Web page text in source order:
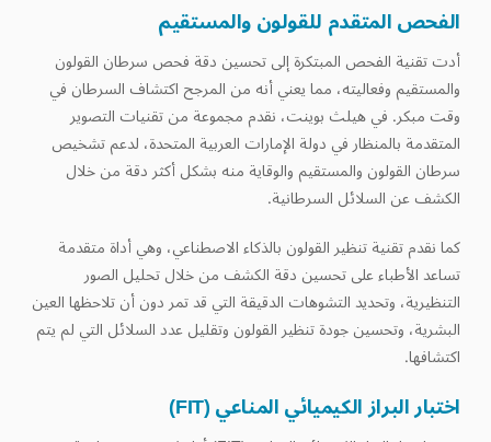
الفحص المتقدم للقولون والمستقيم
أدت تقنية الفحص المبتكرة إلى تحسين دقة فحص سرطان القولون
والمستقيم وفعاليته، مما يعني أنه من المرجح اكتشاف السرطان في
وقت مبكر. في هيلث بوينت، نقدم مجموعة من تقنيات التصوير
المتقدمة بالمنظار في دولة الإمارات العربية المتحدة، لدعم تشخيص
سرطان القولون والمستقيم والوقاية منه بشكل أكثر دقة من خلال
الكشف عن السلائل السرطانية.
كما نقدم تقنية تنظير القولون بالذكاء الاصطناعي، وهي أداة متقدمة
تساعد الأطباء على تحسين دقة الكشف من خلال تحليل الصور
التنظيرية، وتحديد التشوهات الدقيقة التي قد تمر دون أن تلاحظها العين
البشرية، وتحسين جودة تنظير القولون وتقليل عدد السلائل التي لم يتم
اكتشافها.
اختبار البراز الكيميائي المناعي (FIT)